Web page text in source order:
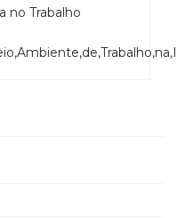
no Trabalho